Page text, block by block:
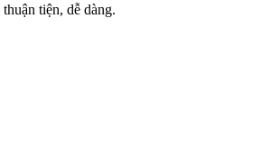
tiện, dễ dàng.